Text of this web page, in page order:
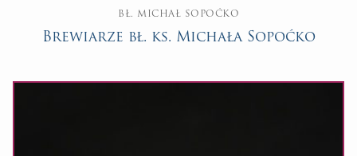
BŁ. MICHAŁ SOPOĆKO
Brewiarze bł. ks. Michała Sopoćko